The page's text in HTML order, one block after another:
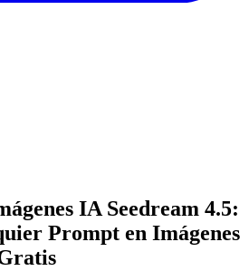
IASeedream 4.5:
Prompt en Imágenes